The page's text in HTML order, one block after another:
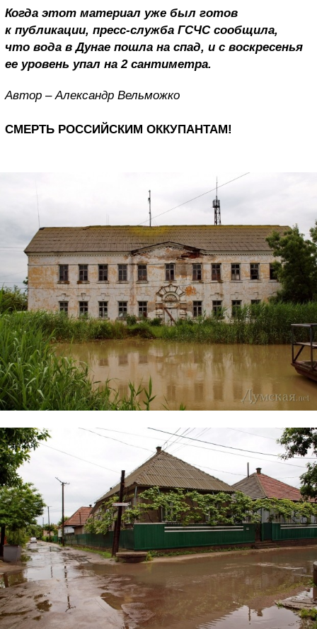
Когда этот материал уже был готов
к публикации, пресс-служба ГСЧС сообщила,
что вода в Дунае пошла на спад, и с воскресенья
ее уровень упал на 2 сантиметра.
Автор – Александр Вельможко
СМЕРТЬ РОССИЙСКИМ ОККУПАНТАМ!